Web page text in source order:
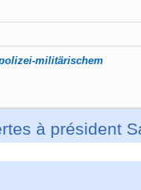
militärischem
à président